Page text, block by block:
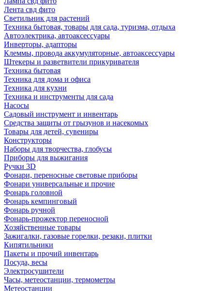
Лента свд фито
Светильник для растений
Техника бытовая, товары для сада, туризма, отдыха
Автоэлектрика, автоаксессуары
Инверторы, адапторы
Клеммы, провода аккумуляторные, автоаксессуары
Штекеры и разветвители прикуривателя
Техника бытовая
Техника для дома и офиса
Техника для кухни
Техника и инструменты для сада
Насосы
Садовый инструмент и инвентарь
Средства защиты от грызунов и насекомых
Товары для детей, сувениры
Конструкторы
Наборы для творчества, глобусы
Приборы для выжигания
Ручки 3D
Фонари, переносные световые приборы
Фонари универсальные и прочие
Фонарь головной
Фонарь кемпинговый
Фонарь ручной
Фонарь-прожектор переносной
Хозяйственные товары
Зажигалки, газовые горелки, резаки, плитки
Кипятильники
Пакеты и прочий инвентарь
Посуда, весы
Электросушители
Часы, метеостанции, термометры
Метеостанции